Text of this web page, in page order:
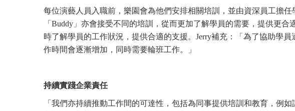
每位演藝人員入職前，樂園會為他們安排相關培訓，並由資深員工擔
「Buddy」亦會接受不同的培訓，從而更加了解學員的需要，提供更
時了解學員的工作狀況，提供合適的支援。Jerry補充：「為了協助學
作時間會逐漸增加，同時需要輪班工作。」
持續實踐企業責任
「我們亦持續推動工作間的可達性，包括為同事提供培訓和教育，例